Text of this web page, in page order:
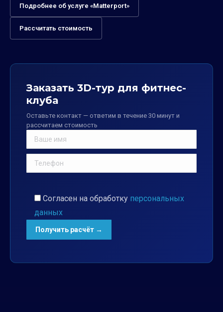
Подробнее об услуге «Matterport»
Рассчитать стоимость
Заказать 3D-тур для фитнес-
клуба
Оставьте контакт — ответим в течение 30 минут и
рассчитаем стоимость
Согласен на обработку персональных
данных